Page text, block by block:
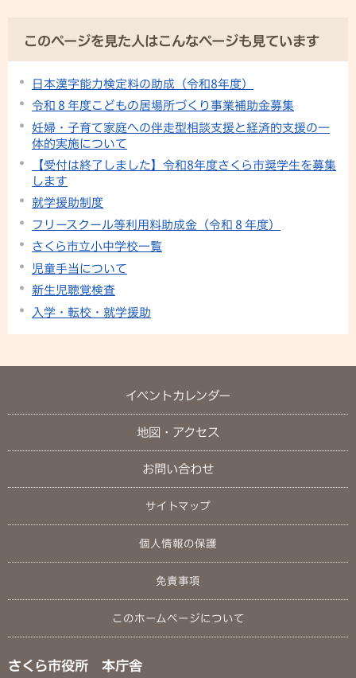
このページを見た人はこんなページも見ています
日本漢字能力検定料の助成（令和8年度）
令和８年度こどもの居場所づくり事業補助金募集
妊婦・子育て家庭への伴走型相談支援と経済的支援の一
体的実施について
【受付は終了しました】令和8年度さくら市奨学生を募集
します
就学援助制度
フリースクール等利用料助成金（令和８年度）
さくら市立小中学校一覧
児童手当について
新生児聴覚検査
入学・転校・就学援助
イベントカレンダー
地図・アクセス
お問い合わせ
サイトマップ
個人情報の保護
免責事項
このホームページについて
さくら市役所 本庁舎